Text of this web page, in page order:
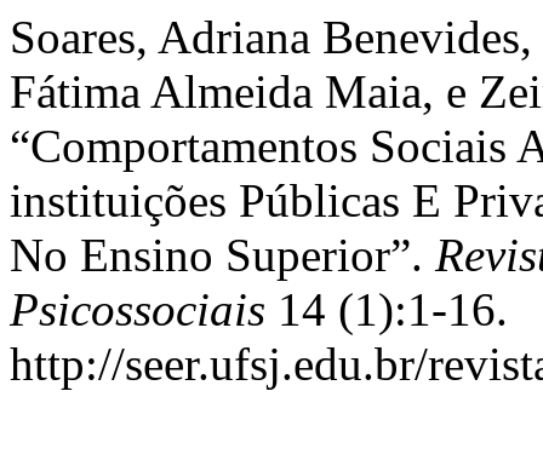
Soares, Adriana
Fátima Almeida Maia, e
“Comportamentos Sociais
instituições Públicas E
No Ensino Superior”.
Psicossociais 14 (1):1-16.
http://seer.ufsj.edu.br/